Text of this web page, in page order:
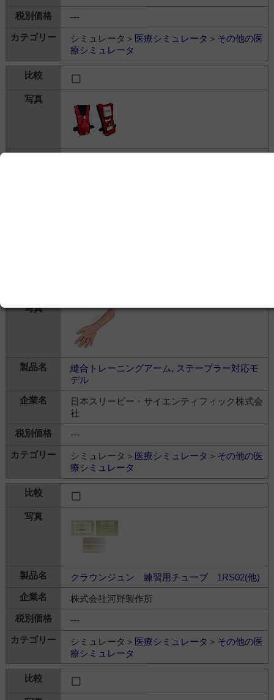
---
シミュレータ＞ 医療シミュレータ ＞ その他の医
療シミュレータ
縫合トレーニングアーム, ステープラー対応モ
デル
日本スリービー・サイエンティフィック株式会
社
---
シミュレータ＞ 医療シミュレータ ＞ その他の医
療シミュレータ
クラウンジュン 練習用チューブ 1RS02(他)
株式会社河野製作所
---
シミュレータ＞ 医療シミュレータ ＞ その他の医
療シミュレータ